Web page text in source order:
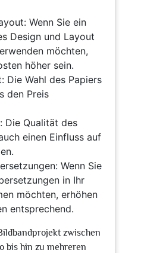
Wenn Sie ein
Design und Layout
möchten,
höher sein.
Die Wahl des Papiers
den Preis
Die Qualität des
einen Einfluss auf
Wenn Sie
in Ihr
möchten, erhöhen
entsprechend.
zwischen
bis hin zu mehreren